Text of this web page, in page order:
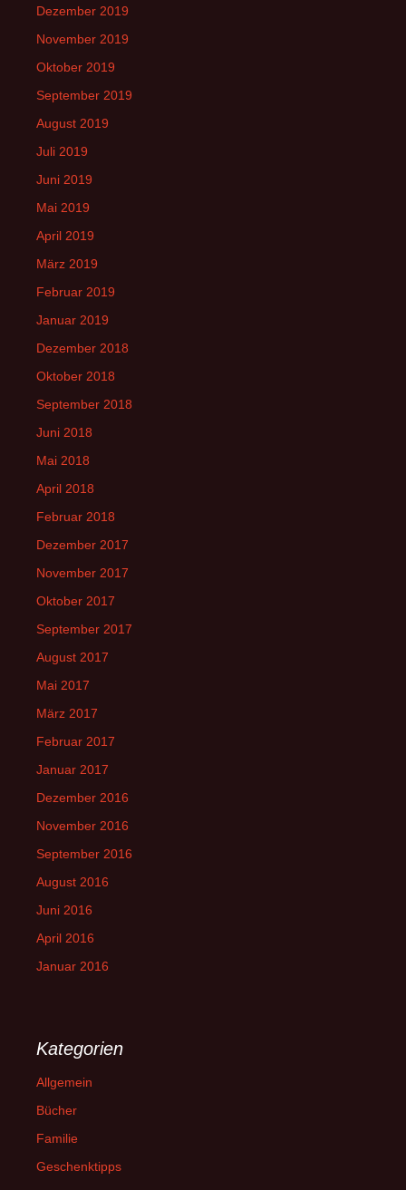
Dezember 2019
November 2019
Oktober 2019
September 2019
August 2019
Juli 2019
Juni 2019
Mai 2019
April 2019
März 2019
Februar 2019
Januar 2019
Dezember 2018
Oktober 2018
September 2018
Juni 2018
Mai 2018
April 2018
Februar 2018
Dezember 2017
November 2017
Oktober 2017
September 2017
August 2017
Mai 2017
März 2017
Februar 2017
Januar 2017
Dezember 2016
November 2016
September 2016
August 2016
Juni 2016
April 2016
Januar 2016
Kategorien
Allgemein
Bücher
Familie
Geschenktipps